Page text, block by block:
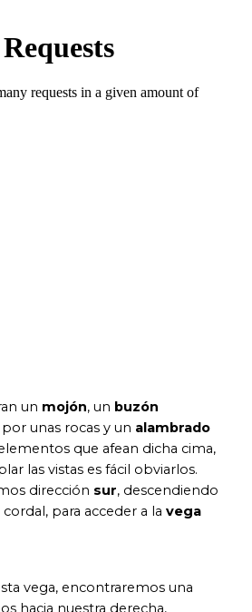
un mojón, un buzón
unas rocas y un alambrado
que afean dicha cima,
las vistas es fácil obviarlos.
dirección sur, descendiendo
para acceder a la vega
vega, encontraremos una
hacia nuestra derecha,